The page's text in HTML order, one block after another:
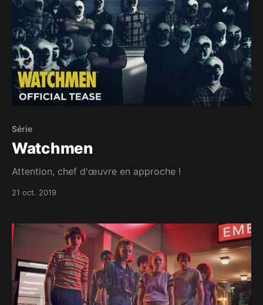
Série
Watchmen
Attention, chef d'œuvre en approche !
21 oct. 2019